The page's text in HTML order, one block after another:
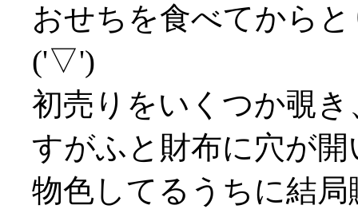
おせちを食べてから
('▽')
初売りをいくつか覗
すがふと財布に穴が
物色してるうちに結局